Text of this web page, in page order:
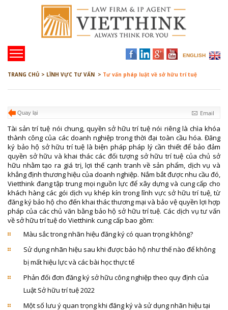
ENGLISH
TRANG CHỦ > LĨNH VỰC TƯ VẤN > Tư vấn pháp luật về sở hữu trí tuệ
Quay lại Email
Tài sản trí tuệ nói chung, quyền sở hữu trí tuệ nói riêng là chìa khóa
thành công của các doanh nghiệp trong thời đại toàn cầu hóa. Đăng
ký bảo hộ sở hữu trí tuệ là biện pháp pháp lý cần thiết để bảo đảm
quyền sở hữu và khai thác các đối tượng sở hữu trí tuệ của chủ sở
hữu nhằm tạo ra giá trị, lợi thế cạnh tranh về sản phẩm, dịch vụ và
khẳng định thương hiệu của doanh nghiệp. Nắm bắt được nhu cầu đó,
Vietthink đang tập trung mọi nguồn lực để xây dựng và cung cấp cho
khách hàng các gói dịch vụ khép kín trong lĩnh vực sở hữu trí tuệ, từ
đăng ký bảo hộ cho đến khai thác thương mại và bảo vệ quyền lợi hợp
pháp của các chủ văn bằng bảo hộ sở hữu trí tuệ. Các dịch vụ tư vấn
về sở hữu trí tuệ do Vietthink cung cấp bao gồm:
Màu sắc trong nhãn hiệu đăng ký có quan trọng không?
Sử dụng nhãn hiệu sau khi được bảo hộ như thế nào để không
bị mất hiệu lực và các bài học thực tế
Phản đối đơn đăng ký sở hữu công nghiệp theo quy định của
Luật Sở hữu trí tuệ 2022
Một số lưu ý quan trọng khi đăng ký và sử dụng nhãn hiệu tại